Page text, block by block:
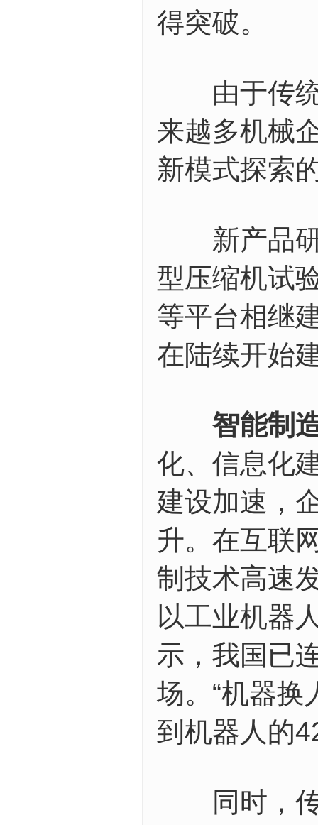
得突破。
由于传统
来越多机械
新模式探索
新产品研
型压缩机试
等平台相继
在陆续开始
智能制
化、信息化
建设加速，
升。在互联
制技术高速
以工业机器
示，我国已
场。“机器换
到机器人的
同时，传